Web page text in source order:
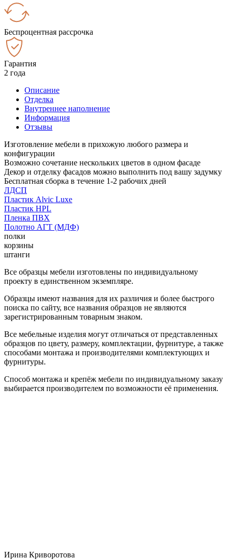
Беспроцентная рассрочка
Гарантия
2 года
Описание
Отделка
Внутреннее наполнение
Информация
Отзывы
Изготовление мебели в прихожую любого размера и
конфигурации
Возможно сочетание нескольких цветов в одном фасаде
Декор и отделку фасадов можно выполнить под вашу задумку
Бесплатная сборка в течение 1-2 рабочих дней
ЛДСП
Пластик Alvic Luxe
Пластик HPL
Пленка ПВХ
Полотно АГТ (МДФ)
полки
корзины
штанги
Все образцы мебели изготовлены по индивидуальному
проекту в единственном экземпляре.
Образцы имеют названия для их различия и более быстрого
поиска по сайту, все названия образцов не являются
зарегистрированным товарным знаком.
Все мебельные изделия могут отличаться от представленных
образцов по цвету, размеру, комплектации, фурнитуре, а также
способами монтажа и производителями комплектующих и
фурнитуры.
Способ монтажа и крепёж мебели по индивидуальному заказу
выбирается производителем по возможности её применения.
Ирина Криворотова